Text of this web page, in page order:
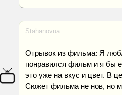
Stahanovua
Отрывок из фильма: Я
понравился фильм и я бы
это уже на вкус и цвет. В
Сюжет фильма не нов, но